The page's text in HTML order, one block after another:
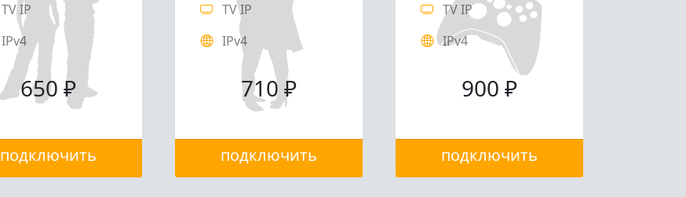
TV IP
IPv4
650 ₽
подключить
TV IP
IPv4
710 ₽
подключить
TV IP
IPv4
900 ₽
подключить